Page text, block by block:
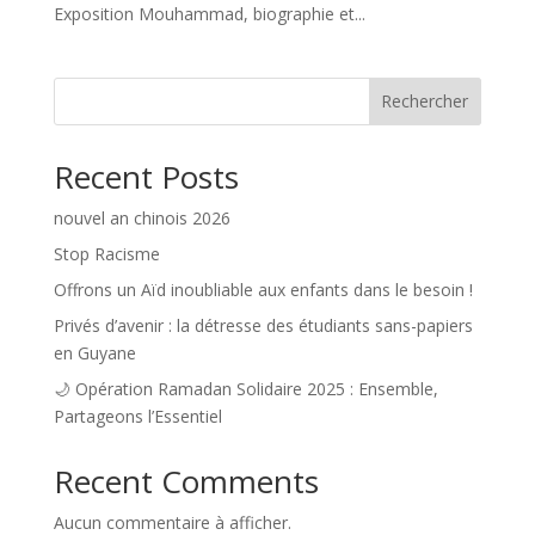
Exposition Mouhammad, biographie et...
Rechercher
Recent Posts
nouvel an chinois 2026
Stop Racisme
Offrons un Aïd inoubliable aux enfants dans le besoin !
Privés d’avenir : la détresse des étudiants sans-papiers
en Guyane
🌙 Opération Ramadan Solidaire 2025 : Ensemble,
Partageons l’Essentiel
Recent Comments
Aucun commentaire à afficher.